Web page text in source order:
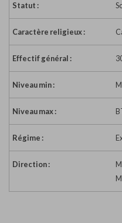
Statut :
Caractère religieux :
Effectif général :
Niveau min :
Niveau max :
Régime :
Direction :